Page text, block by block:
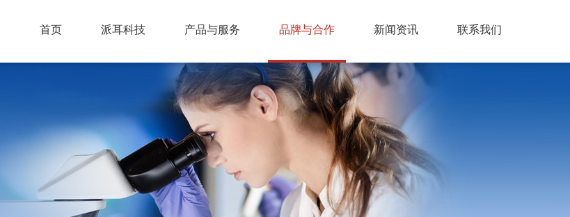
首页 派耳科技 产品与服务 品牌与合作 新闻资讯 联系我们